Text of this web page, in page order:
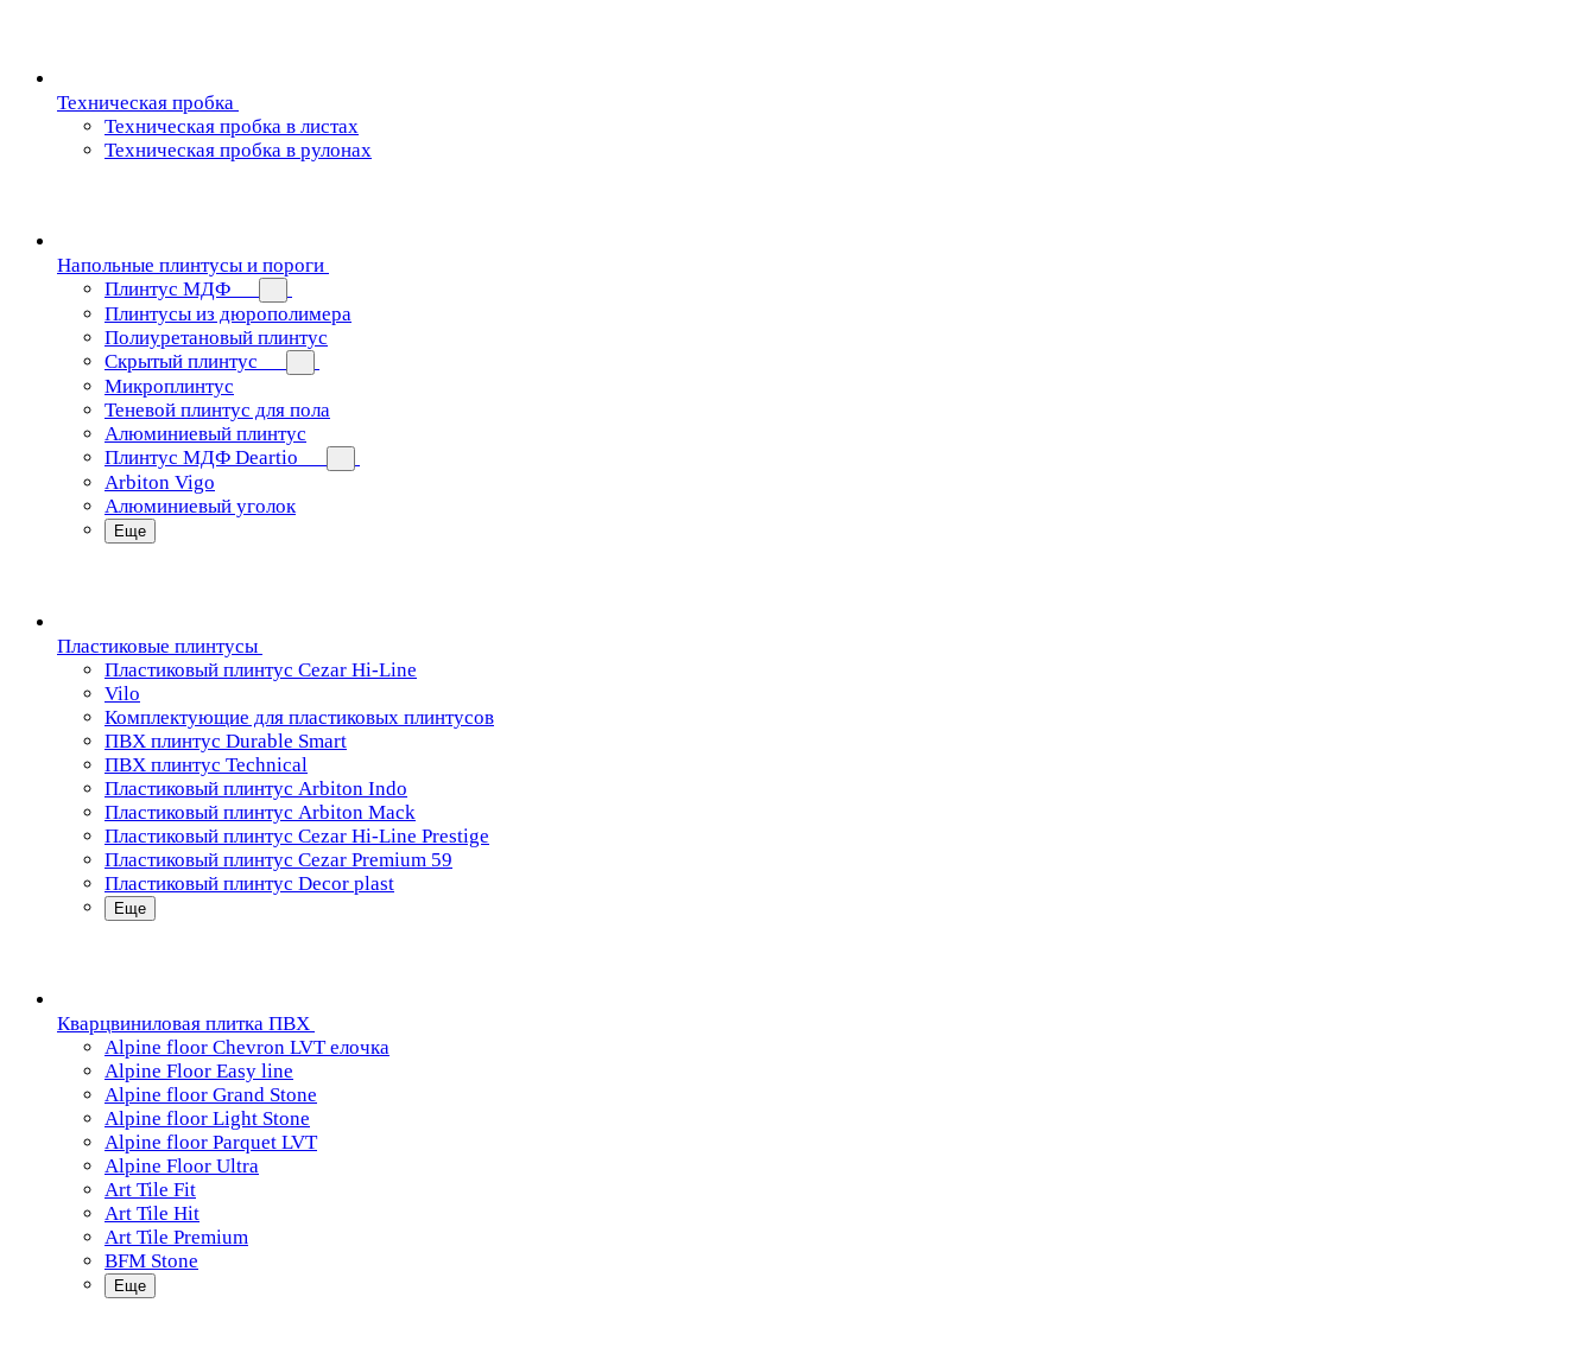
Техническая пробка
Техническая пробка в листах
Техническая пробка в рулонах
Напольные плинтусы и пороги
Плинтус МДФ
Плинтусы из дюрополимера
Полиуретановый плинтус
Скрытый плинтус
Микроплинтус
Теневой плинтус для пола
Алюминиевый плинтус
Плинтус МДФ Deartio
Arbiton Vigo
Алюминиевый уголок
Еще
Пластиковые плинтусы
Пластиковый плинтус Cezar Hi-Line
Vilo
Комплектующие для пластиковых плинтусов
ПВХ плинтус Durable Smart
ПВХ плинтус Technical
Пластиковый плинтус Arbiton Indo
Пластиковый плинтус Arbiton Mack
Пластиковый плинтус Cezar Hi-Line Prestige
Пластиковый плинтус Cezar Premium 59
Пластиковый плинтус Decor plast
Еще
Кварцвиниловая плитка ПВХ
Alpine floor Chevron LVT елочка
Alpine Floor Easy line
Alpine floor Grand Stone
Alpine floor Light Stone
Alpine floor Parquet LVT
Alpine Floor Ultra
Art Tile Fit
Art Tile Hit
Art Tile Premium
BFM Stone
Еще